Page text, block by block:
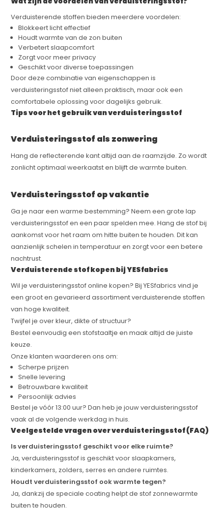
Verduisterende stoffen bieden meerdere voordelen:
Blokkeert licht effectief
Houdt warmte van de zon buiten
Verbetert slaapcomfort
Zorgt voor meer privacy
Geschikt voor diverse toepassingen
Door deze combinatie van eigenschappen is
verduisteringsstof niet alleen praktisch, maar ook een
comfortabele oplossing voor dagelijks gebruik.
Tips voor het gebruik van verduisteringsstof
Verduisteringsstof als zonwering
Hang de reflecterende kant altijd aan de raamzijde. Zo wordt
zonlicht optimaal weerkaatst en blijft de warmte buiten.
Verduisteringsstof op vakantie
Ga je naar een warme bestemming? Neem een grote lap
verduisteringsstof en een paar spelden mee. Hang de stof bij
aankomst voor het raam om hitte buiten te houden. Dit kan
aanzienlijk schelen in temperatuur en zorgt voor een betere
nachtrust.
Verduisterende stof kopen bij YESfabrics
Wil je verduisteringsstof online kopen? Bij YESfabrics vind je
een groot en gevarieerd assortiment verduisterende stoffen
van hoge kwaliteit.
Twijfel je over kleur, dikte of structuur?
Bestel eenvoudig een stofstaaltje en maak altijd de juiste
keuze.
Onze klanten waarderen ons om:
Scherpe prijzen
Snelle levering
Betrouwbare kwaliteit
Persoonlijk advies
Bestel je vóór 13:00 uur? Dan heb je jouw verduisteringsstof
vaak al de volgende werkdag in huis.
Veelgestelde vragen over verduisteringsstof (FAQ)
Is verduisteringsstof geschikt voor elke ruimte?
Ja, verduisteringsstof is geschikt voor slaapkamers,
kinderkamers, zolders, serres en andere ruimtes.
Houdt verduisteringsstof ook warmte tegen?
Ja, dankzij de speciale coating helpt de stof zonnewarmte
buiten te houden.